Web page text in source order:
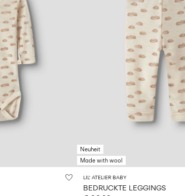
Neuheit
Made with wool
LIL' ATELIER BABY
BEDRUCKTE LEGGINGS